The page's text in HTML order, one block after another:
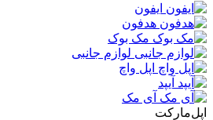
ایفون
هدفون
مک بوک
لوازم جانبی
اپل واچ
آیپد
آی مک
اپل‌مارکت